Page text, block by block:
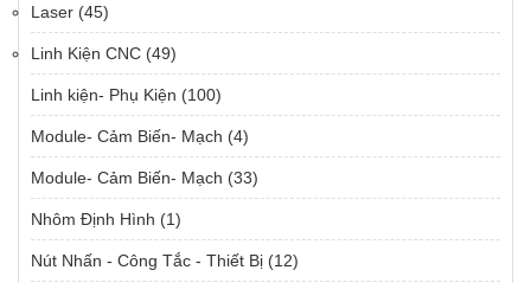
Laser (45)
Linh Kiện CNC (49)
Linh kiện- Phụ Kiện (100)
Module- Cảm Biến- Mạch (4)
Module- Cảm Biến- Mạch (33)
Nhôm Định Hình (1)
Nút Nhấn - Công Tắc - Thiết Bị (12)